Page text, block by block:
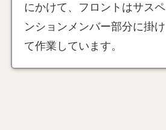
にかけて、フロントはサスペ
ンションメンバー部分に掛け
て作業しています。